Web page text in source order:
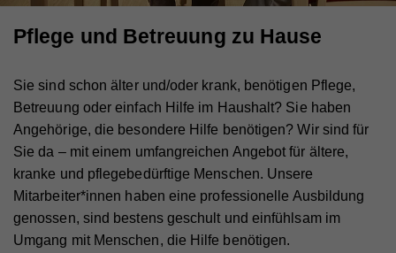
Pflege und Betreuung zu Hause
Sie sind schon älter und/oder krank, benötigen Pflege,
Betreuung oder einfach Hilfe im Haushalt? Sie haben
Angehörige, die besondere Hilfe benötigen? Wir sind für
Sie da – mit einem umfangreichen Angebot für ältere,
kranke und pflegebedürftige Menschen. Unsere
Mitarbeiter*innen haben eine professionelle Ausbildung
genossen, sind bestens geschult und einfühlsam im
Umgang mit Menschen, die Hilfe benötigen.